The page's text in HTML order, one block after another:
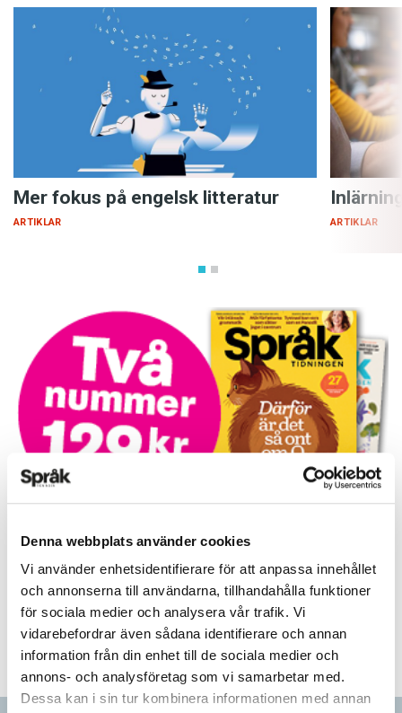
Denna webbplats använder cookies
Vi använder enhetsidentifierare för att anpassa innehållet
och annonserna till användarna, tillhandahålla funktioner
för sociala medier och analysera vår trafik. Vi
vidarebefordrar även sådana identifierare och annan
information från din enhet till de sociala medier och
annons- och analysföretag som vi samarbetar med.
Dessa kan i sin tur kombinera informationen med annan
Mer fokus på engelsk litteratur
ARTIKLAR ARTIKLAR
Prova på!
Tidningen i brevlådan plus tillgång till webben och digital
läsning med vår app
TVÅ NUMMER FÖR 129 KR!